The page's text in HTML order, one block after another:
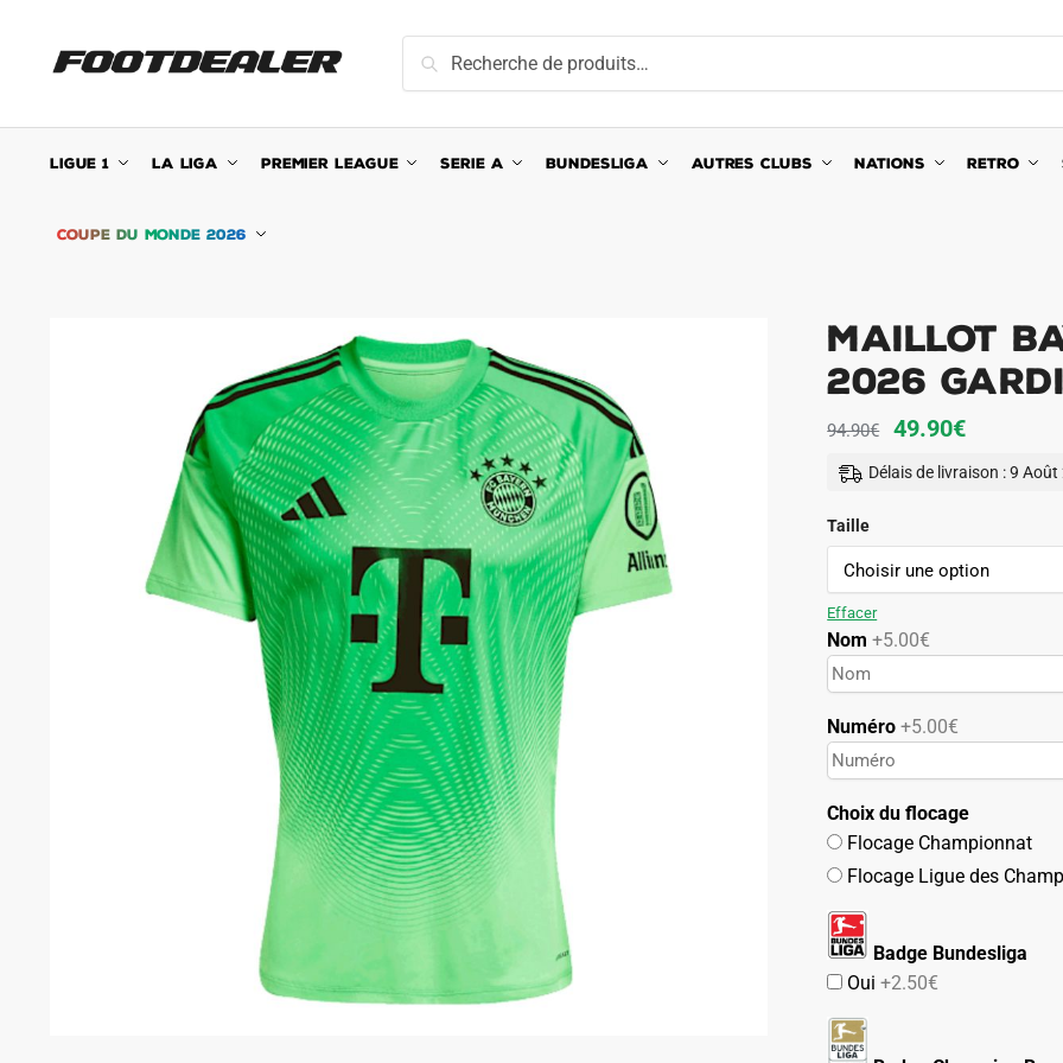
navigation
content
pour :
Recherche
LIGUE 1 LA LIGA PREMIER LEAGUE SERIE A BUNDESLIGA AUTRES CLUBS NATIONS RETRO
COUPE DU MONDE 2026
Maillot
2026
94.90€
Le
prix
94.90€.
49.90€Le
prix
49.90€.
Délais de livraison : 9
Taille
Effacer
Nom +5.00€
Numéro+5.00€
Choix du flocage
Flocage Championnat
Flocage Ligue des
Badge Bundesliga
Oui+2.50€